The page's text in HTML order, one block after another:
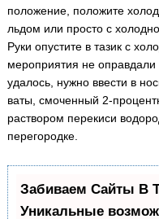
положение, положите
льдом или просто с
Руки опустите в тазик с
мероприятия не оправдали
удалось, нужно ввести в
ваты, смоченный 2-
раствором перекиси
перегородке.
Забиваем Сайты В
Уникальные